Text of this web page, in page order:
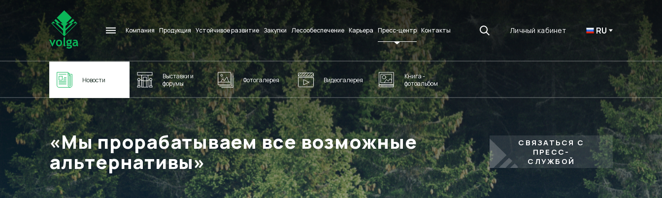
Компания Продукция Устойчивое развитие Закупки Лесообеспечение Карьера Пресс-центр Контакты Личный кабинет RU
Новости
Выставки и
форумы
Фотогалерея Видеогалерея
Книга -
фотоальбом
«Мы прорабатываем все возможные
альтернативы»
СВЯЗАТЬСЯ С
ПРЕСС-
СЛУЖБОЙ